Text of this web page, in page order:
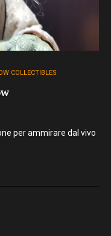
COLLECTIBLES
per ammirare dal vivo